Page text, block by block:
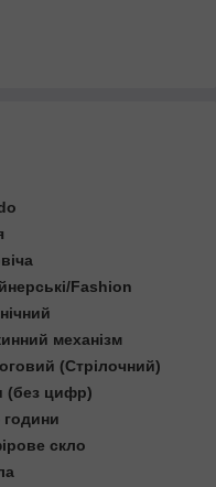
Fashion
механізм
(Стрілочний)
(без цифр)
години
скло